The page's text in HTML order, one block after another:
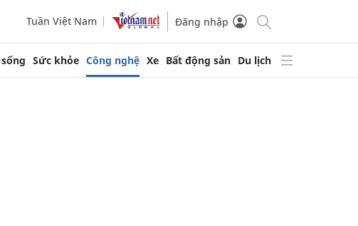
Tuần Việt Nam Đăng nhập
Sức khỏe Công nghệ Xe Bất động sản Du lịch